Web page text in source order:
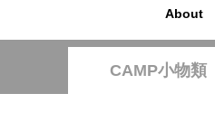
About
CAMP小物類